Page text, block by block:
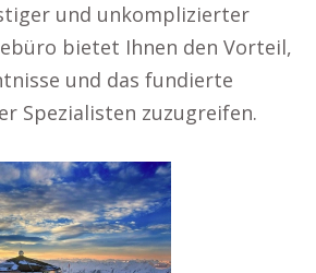
und unkomplizierter
bietet Ihnen den Vorteil,
und das fundierte
Spezialisten zuzugreifen.